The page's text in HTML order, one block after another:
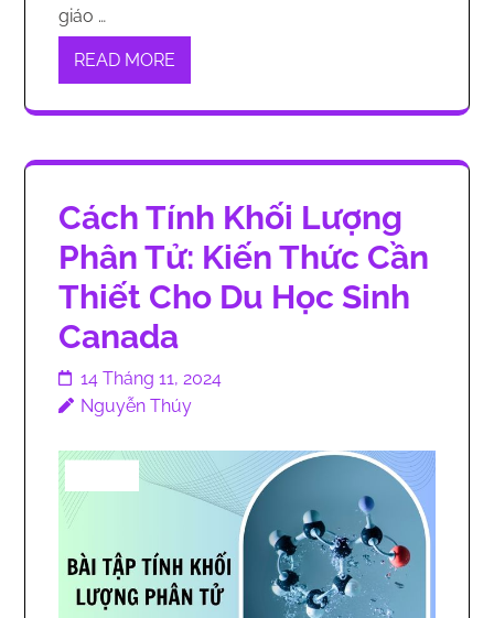
giáo …
READ MORE
Cách Tính Khối Lượng
Phân Tử: Kiến Thức Cần
Thiết Cho Du Học Sinh
Canada
14 Tháng 11, 2024
Nguyễn Thúy